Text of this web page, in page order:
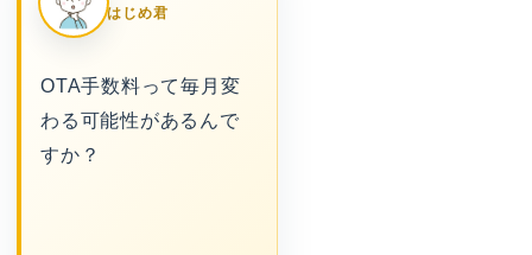
はじめ君
OTA手数料って毎月変
わる可能性があるんで
すか？